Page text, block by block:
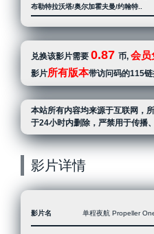
布勒特拉沃塔/奥尔加霍夫曼/约翰特..
兑换该影片需要 0.87 币, 会员
影片所有版本带访问码的115链
本站所有内容均来源于互联网，
于24小时内删除，严禁用于传播、
影片详情
影片名 单程夜航 Propeller